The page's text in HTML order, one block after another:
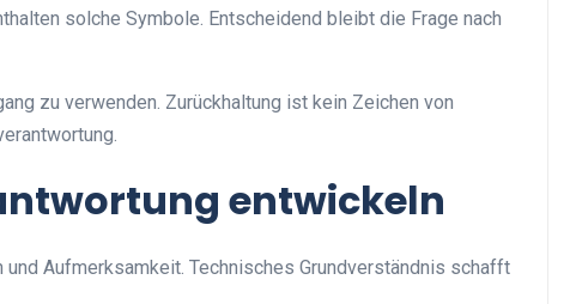
solche Symbole. Entscheidend bleibt die Frage nach
zu verwenden. Zurückhaltung ist kein Zeichen von
entwickeln
Aufmerksamkeit. Technisches Grundverständnis schafft